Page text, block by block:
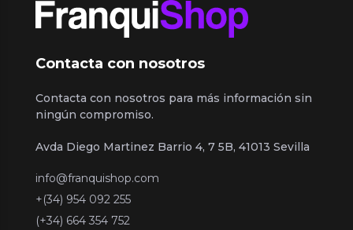
Contacta con nosotros
Contacta con nosotros para más información sin
ningún compromiso.
Avda Diego Martinez Barrio 4, 7 5B, 41013 Sevilla
info@franquishop.com
+(34) 954 092 255
(+34) 664 354 752